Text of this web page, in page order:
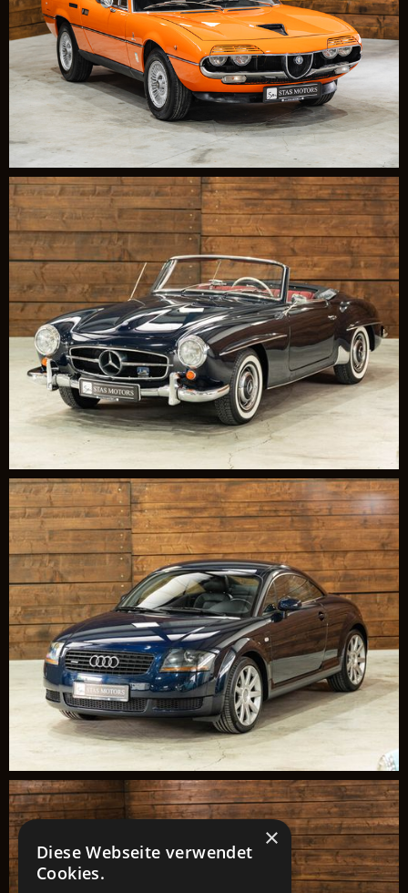
×
Diese Webseite verwendet
Cookies.